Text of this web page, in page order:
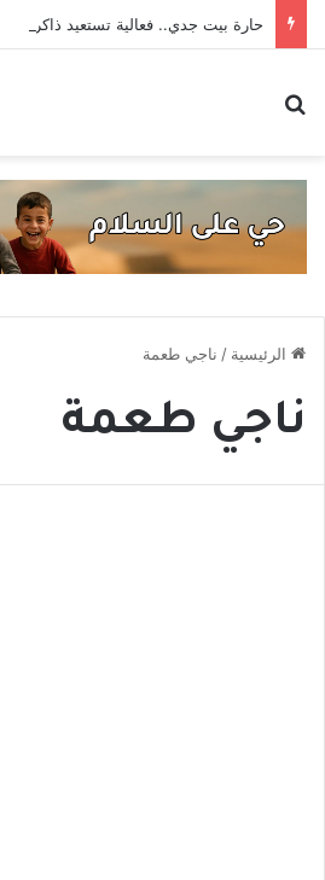
الرئيسية / ناجي طعمة
ناجي طعمة